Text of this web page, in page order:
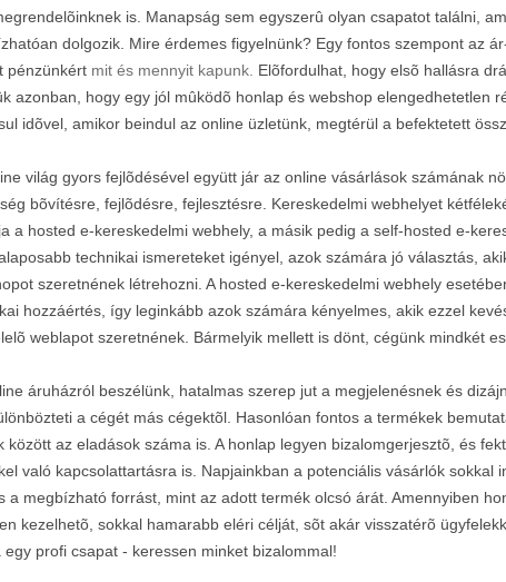
is. Manapság sem egyszerû olyan csapatot találni,
dolgozik. Mire érdemes figyelnünk? Egy fontos szempont az
pénzünkért mit és mennyit kapunk. Elõfordulhat, hogy elsõ hallásra
azonban, hogy egy jól mûködõ honlap és webshop elengedhetetlen
idõvel, amikor beindul az online üzletünk, megtérül a befektetett
világ gyors fejlõdésével együtt jár az online vásárlások számának
bõvítésre, fejlõdésre, fejlesztésre. Kereskedelmi webhelyet
a hosted e-kereskedelmi webhely, a másik pedig a self-hosted e-
technikai ismereteket igényel, azok számára jó választás,
szeretnének létrehozni. A hosted e-kereskedelmi webhely
hozzáértés, így leginkább azok számára kényelmes, akik ezzel
weblapot szeretnének. Bármelyik mellett is dönt, cégünk mindkét
áruházról beszélünk, hatalmas szerep jut a megjelenésnek és
a cégét más cégektõl. Hasonlóan fontos a termékek
között az eladások száma is. A honlap legyen bizalomgerjesztõ, és
való kapcsolattartásra is. Napjainkban a potenciális vásárlók sokkal
a megbízható forrást, mint az adott termék olcsó árát. Amennyiben
kezelhetõ, sokkal hamarabb eléri célját, sõt akár visszatérõ
egy profi csapat - keressen minket bizalommal!